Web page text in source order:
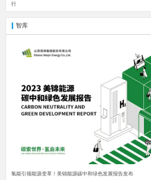
行
智库
氢能引领能源变革！美锦能源碳中和绿色发展报告发布